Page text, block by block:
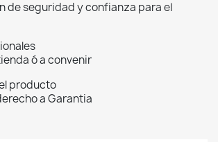
de seguridad y confianza para el
ó a convenir
producto
a Garantia